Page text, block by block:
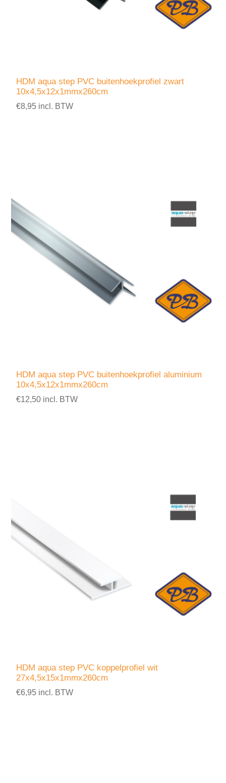
HDM aqua step PVC buitenhoekprofiel zwart
10x4,5x12x1mmx260cm
€8,95 incl. BTW
HDM aqua step PVC buitenhoekprofiel aluminium
10x4,5x12x1mmx260cm
€12,50 incl. BTW
HDM aqua step PVC koppelprofiel wit
27x4,5x15x1mmx260cm
€6,95 incl. BTW